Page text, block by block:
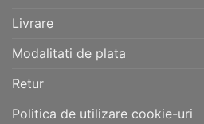
Livrare
Modalitati de plata
Retur
Politica de utilizare cookie-uri